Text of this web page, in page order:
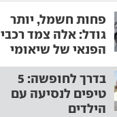
פחות חשמל, יותר
גודל: אלה צמד רכבי
הפנאי של שיאומי
בדרך לחופשה: 5
טיפים לנסיעה עם
הילדים